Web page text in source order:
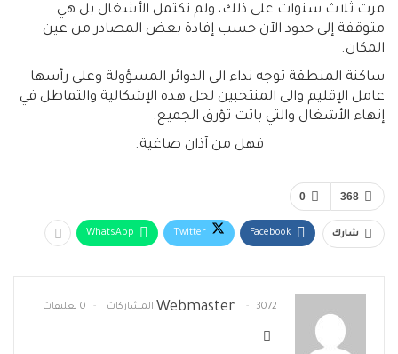
مرت ثلاث سنوات على ذلك، ولم تكتمل الأشغال بل هي
متوقفة إلى حدود الآن حسب إفادة بعض المصادر من عين
المكان.
ساكنة المنطقة توجه نداء الى الدوائر المسؤولة وعلى رأسها
عامل الإقليم والى المنتخبين لحل هذه الإشكالية والتماطل في
إنهاء الأشغال والتي باتت تؤرق الجميع.
فهل من آذان صاغية.
0 368
شارك Facebook
Twitter
WhatsApp
Webmaster 3072 المشاركات 0 تعليقات